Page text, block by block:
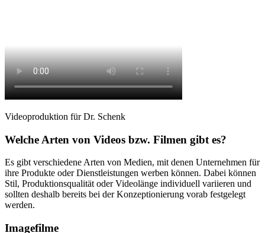
Videoproduktion für Dr. Schenk
Welche Arten von Videos bzw. Filmen gibt es?
Es gibt verschiedene Arten von Medien, mit denen Unternehmen für
ihre Produkte oder Dienstleistungen werben können. Dabei können
Stil, Produktionsqualität oder Videolänge individuell variieren und
sollten deshalb bereits bei der Konzeptionierung vorab festgelegt
werden.
Imagefilme